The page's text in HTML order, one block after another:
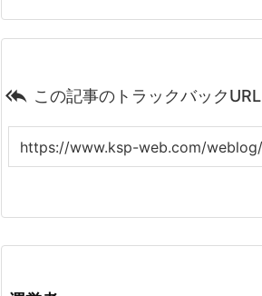
 この記事のトラックバックURL